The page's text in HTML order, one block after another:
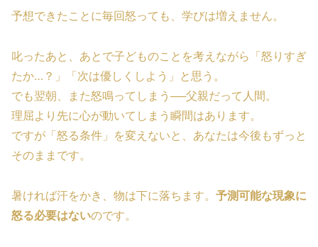
予想できたことに毎回怒っても、学びは増えません。
叱ったあと、あとで子どものことを考えながら「怒りすぎ
たか…？」「次は優しくしよう」と思う。
でも翌朝、また怒鳴ってしまう──父親だって人間。
理屈より先に心が動いてしまう瞬間はあります。
ですが「怒る条件」を変えないと、あなたは今後もずっと
そのままです。
暑ければ汗をかき、物は下に落ちます。 予測可能な現象に
怒る必要はないのです。